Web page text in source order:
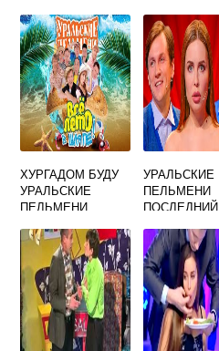
ХУРГАДОМ БУДУ
УРАЛЬСКИЕ
ПЕЛЬМЕНИ
УРАЛЬСКИЕ
ПЕЛЬМЕНИ
ПОСЛЕДНИЙ